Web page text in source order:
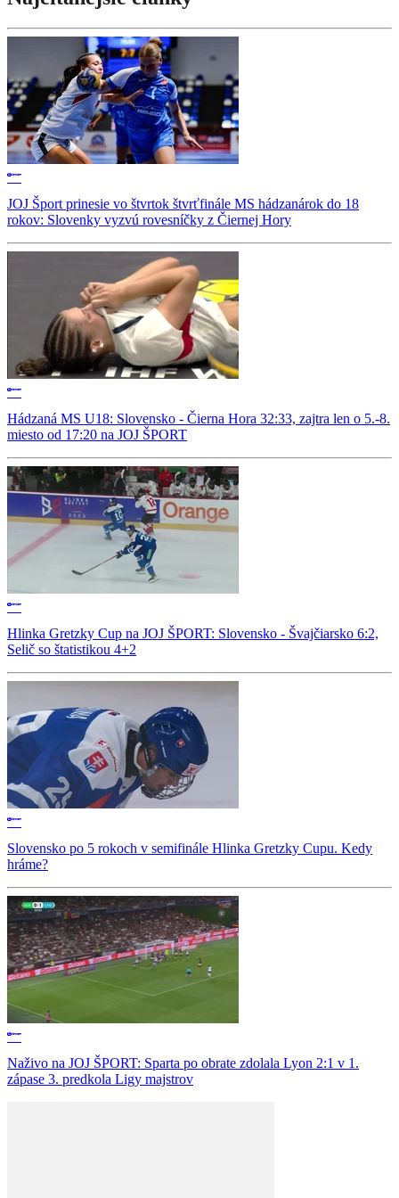
JOJ Šport prinesie vo štvrtok štvrťfinále MS hádzanárok do 18
rokov: Slovenky vyzvú rovesníčky z Čiernej Hory
Hádzaná MS U18: Slovensko - Čierna Hora 32:33, zajtra len o 5.-8.
miesto od 17:20 na JOJ ŠPORT
Hlinka Gretzky Cup na JOJ ŠPORT: Slovensko - Švajčiarsko 6:2,
Selič so štatistikou 4+2
Slovensko po 5 rokoch v semifinále Hlinka Gretzky Cupu. Kedy
hráme?
Naživo na JOJ ŠPORT: Sparta po obrate zdolala Lyon 2:1 v 1.
zápase 3. predkola Ligy majstrov